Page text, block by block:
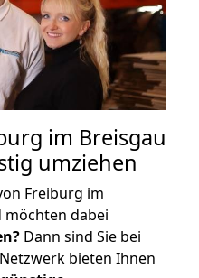
im Breisgau
umziehen
Freiburg im
möchten dabei
Dann sind Sie bei
bieten Ihnen